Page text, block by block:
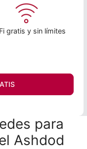
gratis y sin límites
para
Ashdod